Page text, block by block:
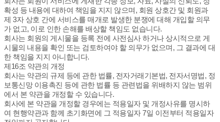
확성 등 내용에 대하여 책임을 지지 않으며, 회원 상호간 및 회원과
제 3자 상호 간에 서비스를 매개로 발생한 분쟁에 대해 개입할 의무
가 없고, 이로 인한 손해를 배상할 책임도 없습니다.
회사는 회원의 게시물을 등록 전에 사전심사 하거나 상시적으로 게
시물의 내용을 확인 또는 검토하여야 할 의무가 없으며, 그 결과에 대
한 책임을 지지 아니합니다.
제16조 약관의 개정
회사는 약관의 규제 등에 관한 법률, 전자거래기본법, 전자서명법, 정
보통신망 이용촉진 등에 관한 법률 등 관련법을 위배하지 않는 범위
에서 본 약관을 개정할 수 있습니다.
회사에 본 약관을 개정할 경우에는 적용일자 및 개정사유를 명시하
여 현행약관과 함께 초기화면에 그 적용일자 7일 이전부터 적용일자